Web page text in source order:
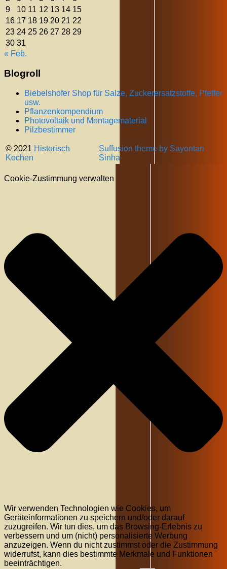
9
10 11 12 13 14 15
16 17 18 19 20 21 22
23 24 25 26 27 28 29
30 31
« Feb.
Blogroll
Biebelshofer Shop für Salze, Zuckerersatzstoffe, Pfeffer
usw.
Pflanzenkompendium
Photovoltaik und Montagematerial
Pilzbestimmer
© 2021 Historisch
Kochen
Suffusion theme by Sayontan
Sinha
Cookie-Zustimmung verwalten
Wir verwenden Technologien wie Cookies, um
Geräteinformationen zu speichern und/oder darauf
zuzugreifen. Wir tun dies, um das Browsing-Erlebnis zu
verbessern und um (nicht) personalisierte Werbung
anzuzeigen. Wenn du nicht zustimmst oder die Zustimmung
widerrufst, kann dies bestimmte Merkmale und Funktionen
beeinträchtigen.